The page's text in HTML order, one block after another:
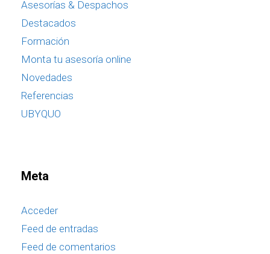
Asesorías & Despachos
Destacados
Formación
Monta tu asesoría online
Novedades
Referencias
UBYQUO
Meta
Acceder
Feed de entradas
Feed de comentarios